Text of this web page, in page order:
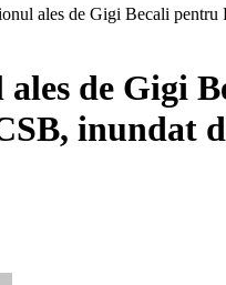
ales de Gigi Becali pentru
de Gigi
inundat